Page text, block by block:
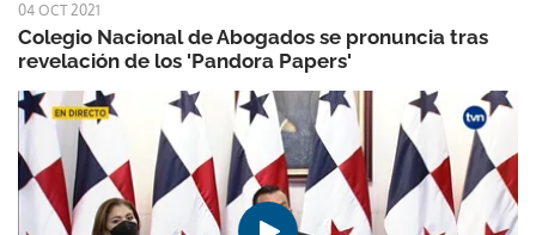
04 OCT 2021
Colegio Nacional de Abogados se pronuncia tras
revelación de los 'Pandora Papers'